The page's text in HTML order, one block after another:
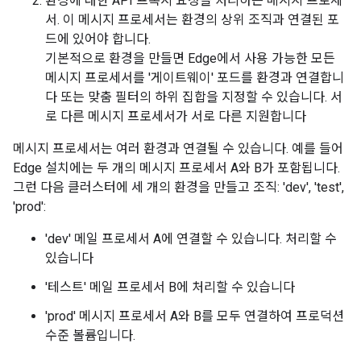
서. 이 메시지 프로세서는 환경의 상위 조직과 연결된 포
드에 있어야 합니다.
기본적으로 환경을 만들면 Edge에서 사용 가능한 모든
메시지 프로세서를 '게이트웨이' 포드를 환경과 연결합니
다 또는 맞춤 필터의 하위 집합을 지정할 수 있습니다. 서
로 다른 메시지 프로세서가 서로 다른 지원합니다
메시지 프로세서는 여러 환경과 연결될 수 있습니다. 예를 들어
Edge 설치에는 두 개의 메시지 프로세서 A와 B가 포함됩니다.
그런 다음 클러스터에 세 개의 환경을 만들고 조직: 'dev', 'test',
'prod':
'dev' 메일 프로세서 A에 연결할 수 있습니다. 처리할 수
있습니다
'테스트' 메일 프로세서 B에 처리할 수 있습니다
'prod' 메시지 프로세서 A와 B를 모두 연결하여 프로덕션
수준 볼륨입니다.